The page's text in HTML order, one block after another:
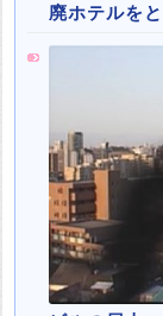
廃ホテルを